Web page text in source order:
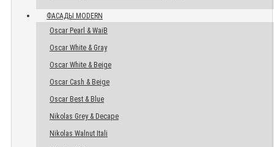
ФАСАДЫ MODERN
Oscar Pearl & WaiB
Oscar White & Gray
Oscar White & Beige
Oscar Cash & Beige
Oscar Best & Blue
Nikolas Grey & Decape
Nikolas Walnut Itali